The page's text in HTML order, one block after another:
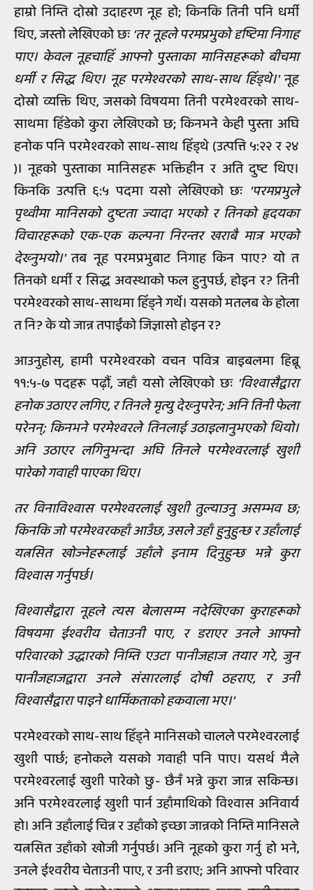
हाम्रो निम्ति दोस्रो उदाहरण नूह हो; किनकि तिनी पनि धर्मी
थिए, जस्तो लेखिएको छः‘तर नूहले परमप्रभुको दृष्टिमा निगाह
पाए। केवल नूहचाहिँ आफ्नो पुस्ताका मानिसहरूको बीचमा
धर्मी र सिद्ध थिए। नूह परमेश्वरको साथ-साथ हिँड्थे।'नूह
दोस्रो व्यक्ति थिए, जसको विषयमा तिनी परमेश्वरको साथ-
साथमा हिँडेको कुरा लेखिएको छ; किनभने केही पुस्ता अघि
हनोक पनि परमेश्वरको साथ-साथ हिँड्थे (उत्पत्ति ५:२२ र २४
)। नूहको पुस्ताका मानिसहरू भक्तिहीन र अति दुष्ट थिए।
किनकि उत्पत्ति ६:५ पदमा यसो लेखिएको छः 'परमप्रभुले
पृथ्वीमा मानिसको दुष्टता ज्यादा भएको र तिनको हृदयका
विचारहरूको एक-एक कल्पना निरन्तर खराबै मात्र भएको
देख्‍नुभयो।'तब नूह परमप्रभुबाट निगाह किन पाए? यो त
तिनको धर्मी र सिद्ध अवस्थाको फल हुनुपर्छ, होइन र? तिनी
परमेश्वरको साथ-साथमा हिँड्ने गर्थे। यसको मतलब के होला
त नि? के यो जान्न तपाईंको जिज्ञासो होइन र?
आउनुहोस्, हामी परमेश्वरको वचन पवित्र बाइबलमा हिब्रू
११:५-७ पदहरू पढ़ौं, जहाँ यसो लेखिएको छः 'विश्वासैद्वारा
हनोक उठाएर लगिए, र तिनले मृत्यु देख्‍नुपरेन; अनि तिनी फेला
परेनन्; किनभने परमेश्वरले तिनलाई उठाइलानुभएको थियो।
अनि उठाएर लगिनुभन्दा अघि तिनले परमेश्वरलाई खुशी
पारेको गवाही पाएका थिए।
तर विनाविश्वास परमेश्वरलाई खुशी तुल्याउनु असम्भव छ;
किनकि जो परमेश्वरकहाँ आउँछ, उसले उहाँ हुनुहुन्छ र उहाँलाई
यत्नसित खोज्‍नेहरूलाई उहाँले इनाम दिनुहुन्छ भन्ने कुरा
विश्वास गर्नुपर्छ।
विश्वासैद्वारा नूहले त्यस बेलासम्म नदेखिएका कुराहरूको
विषयमा ईश्वरीय चेताउनी पाए, र डराएर उनले आफ्नो
परिवारको उद्धारको निम्ति एउटा पानीजहाज तयार गरे, जुन
पानीजहाजद्वारा उनले संसारलाई दोषी ठहराए, र उनी
विश्वासैद्वारा पाइने धार्मिकताको हकवाला भए।'
परमेश्वरको साथ-साथ हिँड्ने मानिसको चालले परमेश्वरलाई
खुशी पार्छ; हनोकले यसको गवाही पनि पाए। यसर्थ मैले
परमेश्वरलाई खुशी पारेको छु- छैनँ भन्ने कुरा जान्न सकिन्छ।
अनि परमेश्वरलाई खुशी पार्न उहाँमाथिको विश्वास अनिवार्य
हो। अनि उहाँलाई चिन्न र उहाँको इच्छा जान्नको निम्ति मानिसले
यत्नसित उहाँको खोजी गर्नुपर्छ। अनि नूहको कुरा गर्नु हो भने,
उनले ईश्वरीय चेताउनी पाए, र उनी डराए; अनि आफ्नो परिवार